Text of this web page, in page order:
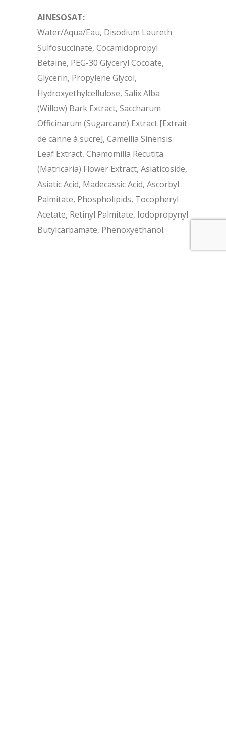
AINESOSAT:
Water/Aqua/Eau, Disodium Laureth
Sulfosuccinate, Cocamidopropyl
Betaine, PEG-30 Glyceryl Cocoate,
Glycerin, Propylene Glycol,
Hydroxyethylcellulose, Salix Alba
(Willow) Bark Extract, Saccharum
Officinarum (Sugarcane) Extract [Extrait
de canne à sucre], Camellia Sinensis
Leaf Extract, Chamomilla Recutita
(Matricaria) Flower Extract, Asiaticoside,
Asiatic Acid, Madecassic Acid, Ascorbyl
Palmitate, Phospholipids, Tocopheryl
Acetate, Retinyl Palmitate, Iodopropynyl
Butylcarbamate, Phenoxyethanol.